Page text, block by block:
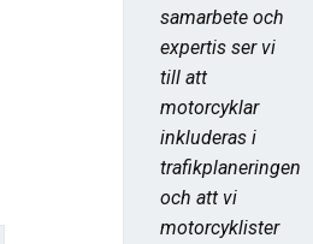
samarbete och
expertis ser vi
till att
motorcyklar
inkluderas i
trafikplaneringen
och att vi
motorcyklister